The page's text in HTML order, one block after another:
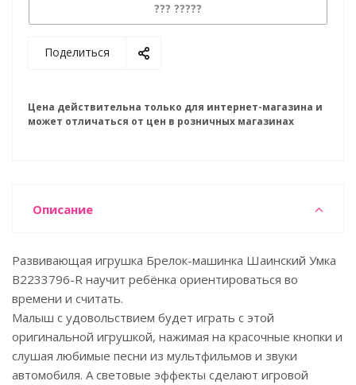
??? ?????
Поделиться
Цена действительна только для интернет-магазина и
может отличаться от цен в розничных магазинах
Описание
Развивающая игрушка Брелок-машинка Шаинский Умка
B2233796-R научит ребёнка ориентироваться во
времени и считать.
Малыш с удовольствием будет играть с этой
оригинальной игрушкой, нажимая на красочные кнопки и
слушая любимые песни из мультфильмов и звуки
автомобиля. А световые эффекты сделают игровой